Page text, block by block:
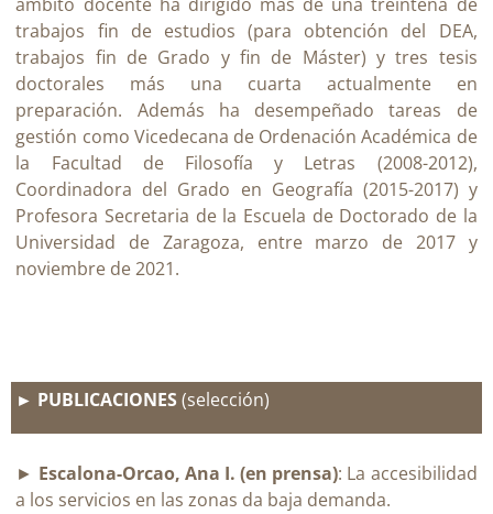
trabajos fin de estudios (para obtención del DEA,
trabajos fin de Grado y fin de Máster) y tres tesis
doctorales más una cuarta actualmente en
preparación. Además ha desempeñado tareas de
gestión como Vicedecana de Ordenación Académica de
la Facultad de Filosofía y Letras (2008-2012),
Coordinadora del Grado en Geografía (2015-2017) y
Profesora Secretaria de la Escuela de Doctorado de la
Universidad de Zaragoza, entre marzo de 2017 y
noviembre de 2021.
► PUBLICACIONES(selección)
► Escalona-Orcao, Ana I. (en prensa): La accesibilidad
a los servicios en las zonas da baja demanda.